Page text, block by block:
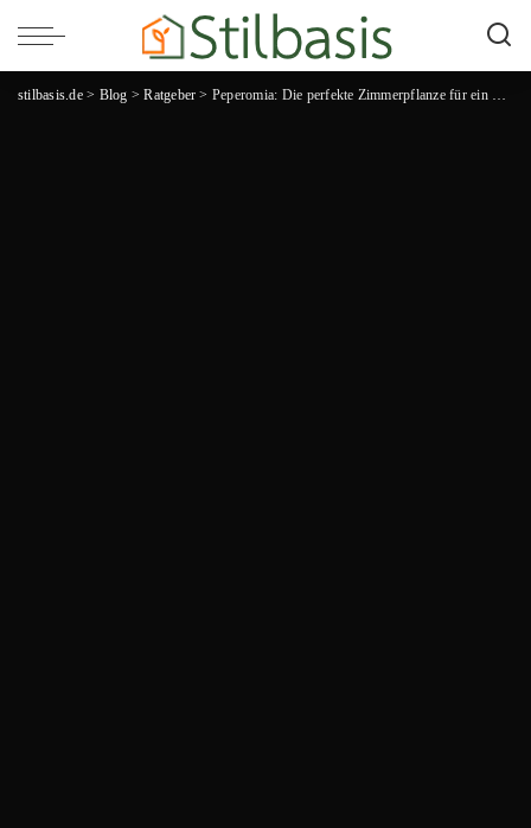
stilbasis.de> Blog >Ratgeber > Peperomia: Die perfekte Zimmerpflanze für ein grünes Zuhause